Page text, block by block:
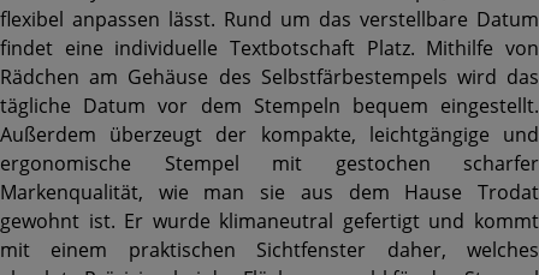
flexibel anpassen lässt. Rund um das verstellbare Datum
findet eine individuelle Textbotschaft Platz. Mithilfe von
Rädchen am Gehäuse des Selbstfärbestempels wird das
tägliche Datum vor dem Stempeln bequem eingestellt.
Außerdem überzeugt der kompakte, leichtgängige und
ergonomische Stempel mit gestochen scharfer
Markenqualität, wie man sie aus dem Hause Trodat
gewohnt ist. Er wurde klimaneutral gefertigt und kommt
mit einem praktischen Sichtfenster daher, welches